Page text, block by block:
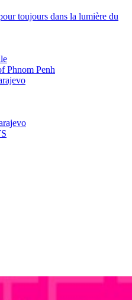
toujours dans la lumière du
Phnom Penh